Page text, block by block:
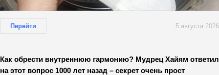
Перейти 5 августа 2026
Как обрести внутреннюю гармонию? Мудрец Хайям ответил
на этот вопрос 1000 лет назад – секрет очень прост